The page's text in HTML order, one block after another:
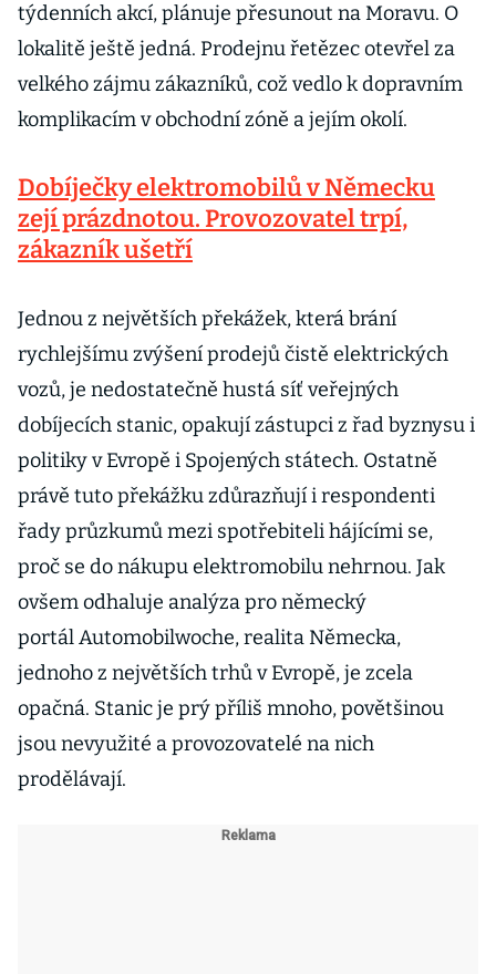
týdenních akcí, plánuje přesunout na Moravu. O
lokalitě ještě jedná. Prodejnu řetězec otevřel za
velkého zájmu zákazníků, což vedlo k dopravním
komplikacím v obchodní zóně a jejím okolí.
Dobíječky elektromobilů v Německu
zejí prázdnotou. Provozovatel trpí,
zákazník ušetří
Jednou z největších překážek, která brání
rychlejšímu zvýšení prodejů čistě elektrických
vozů, je nedostatečně hustá síť veřejných
dobíjecích stanic, opakují zástupci z řad byznysu i
politiky v Evropě i Spojených státech. Ostatně
právě tuto překážku zdůrazňují i respondenti
řady průzkumů mezi spotřebiteli hájícími se,
proč se do nákupu elektromobilu nehrnou. Jak
ovšem odhaluje analýza pro německý
portál Automobilwoche, realita Německa,
jednoho z největších trhů v Evropě, je zcela
opačná. Stanic je prý příliš mnoho, povětšinou
jsou nevyužité a provozovatelé na nich
prodělávají.